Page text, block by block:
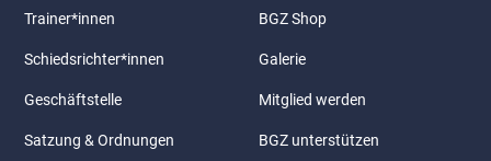
Trainer*innen
Schiedsrichter*innen
Geschäftstelle
Satzung & Ordnungen
BGZ Shop
Galerie
Mitglied werden
BGZ unterstützen